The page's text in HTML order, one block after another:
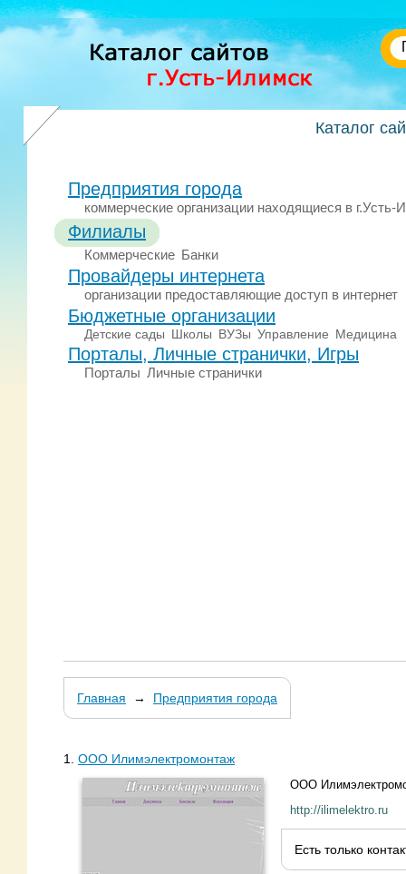
Каталог
Предприятия города
коммерческие организации находящиеся в г.Усть-
Филиалы
Коммерческие Банки
Провайдеры интернета
организации предоставляющие доступ в интернет
Бюджетные организации
Детские сады Школы ВУЗы Управление Медицина
Порталы, Личные странички, Игры
Порталы Личные странички
Главная → Предприятия города
1. ООО Илимэлектромонтаж
ООО
http://ilimelektro.ru
Есть только